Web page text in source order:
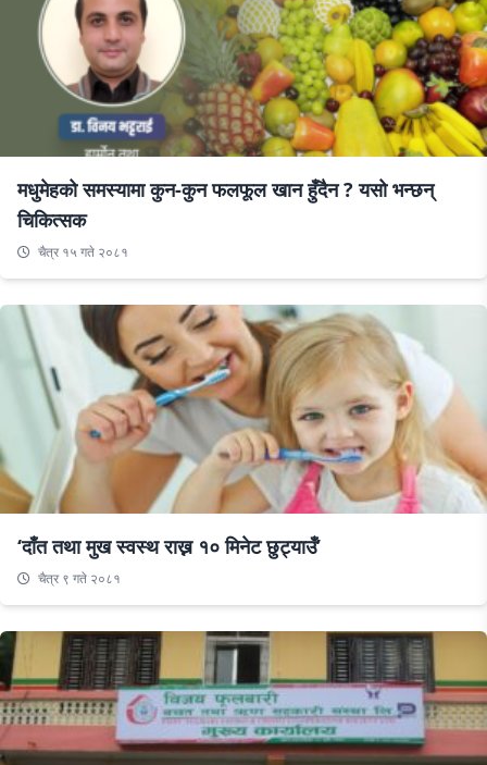
मधुमेहको समस्यामा कुन-कुन फलफूल खान हुँदैन ? यसो भन्छन्
चिकित्सक
चैत्र १५ गते २०८१
‘दाँत तथा मुख स्वस्थ राख्न १० मिनेट छुट्याउँ’
चैत्र ९ गते २०८१